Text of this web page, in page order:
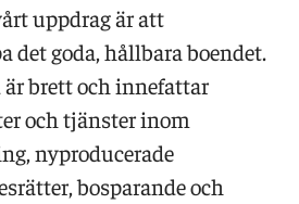
uppdrag är att
det goda, hållbara boendet.
brett och innefattar
och tjänster inom
nyproducerade
bosparande och